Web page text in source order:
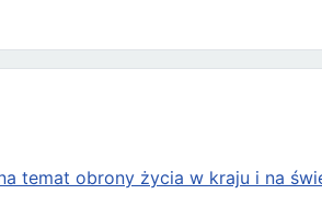
temat obrony życia w kraju i na